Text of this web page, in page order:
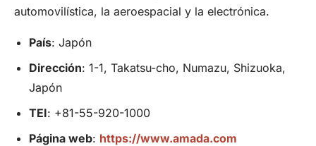
automovilística, la aeroespacial y la electrónica.
País: Japón
Dirección: 1-1, Takatsu-cho, Numazu, Shizuoka,
Japón
TEI: +81-55-920-1000
Página web: https://www.amada.com